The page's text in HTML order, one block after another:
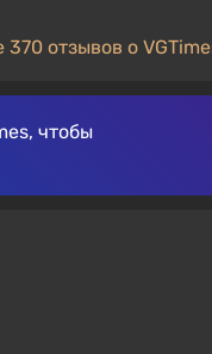
370 отзывов о
чтобы